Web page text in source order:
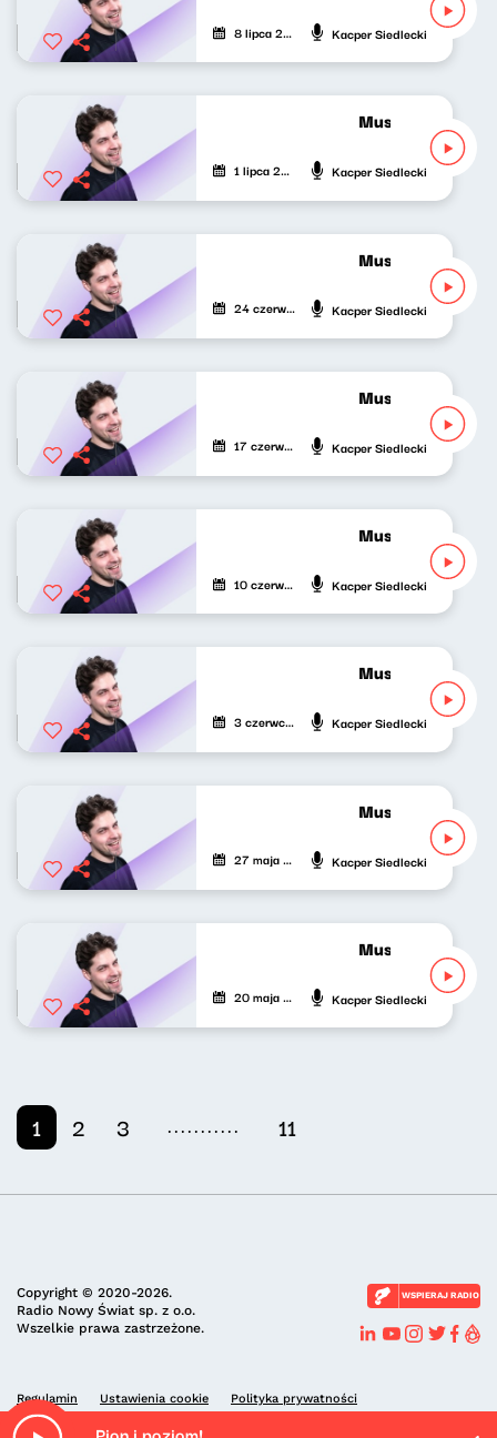
8 lipca 2026 Kacper Siedlecki
Musicalowe
1 lipca 2026 Kacper Siedlecki
Musicalowe
24 czerwca 2026 Kacper Siedlecki
Musicalowe
17 czerwca 2026 Kacper Siedlecki
Musicalowe
10 czerwca 2026 Kacper Siedlecki
Musicalowe
3 czerwca 2026 Kacper Siedlecki
Musicalowe
27 maja 2026 Kacper Siedlecki
Musicalowe
20 maja 2026 Kacper Siedlecki
1 2 3 ........... 11
Copyright © 2020-2026.
Radio Nowy Świat sp. z o.o.
Wszelkie prawa zastrzeżone.
WSPIERAJ RADIO
Regulamin Ustawienia cookie Polityka prywatności